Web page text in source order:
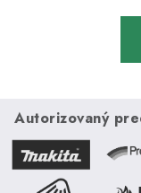
Autorizovaný